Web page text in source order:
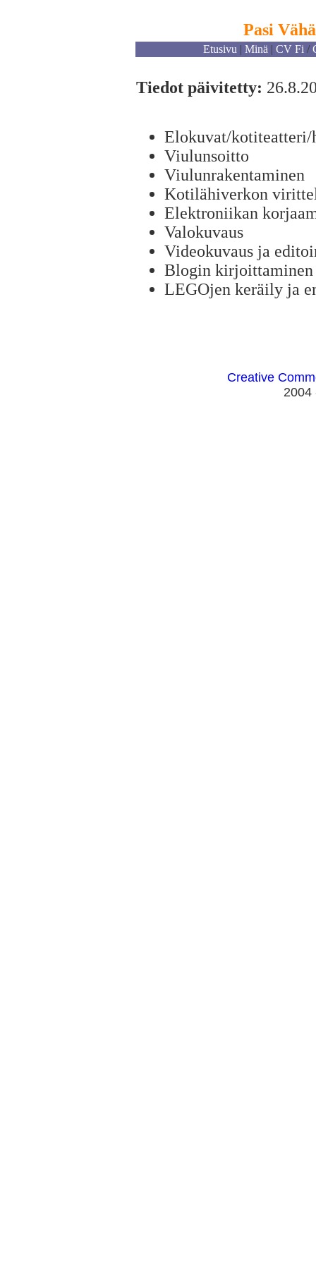
Pasi
Etusivu | Minä | CV Fi /
Tiedot päivitetty:
Elokuvat/
Viulunsoitto
Viulunrakentaminen
Kotilähiverkon
Elektroniikan
Valokuvaus
Videokuvaus ja
Blogin kirjoittaminen
LEGOjen keräily ja
Creative
2004